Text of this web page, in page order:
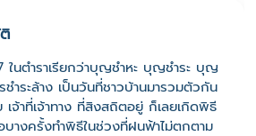
ในตำราเรียกว่าบุญชำหะ บุญชำระ บุญ
ชำระล้าง เป็นวันที่ชาวบ้านมารวมตัวกัน
จ้าที่เจ้าทาง ที่สิงสถิตอยู่ ก็เลยเกิดพิธี
างครั้งทำพิธีในช่วงที่ฝนฟ้าไม่ตกตาม